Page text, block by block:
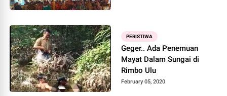
PERISTIWA
Geger.. Ada Penemuan
Mayat Dalam Sungai di
Rimbo Ulu
February 05, 2020